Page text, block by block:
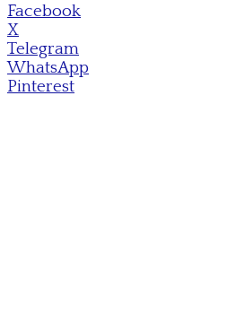
Facebook
X
Telegram
WhatsApp
Pinterest